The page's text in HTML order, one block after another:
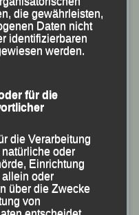
14:32,78 Minuten vor
und Kevin Key
die gewährleisten,
Daten nicht
identifizierbaren
werden.
für die
die Verarbeitung
oder
Einrichtung
oder
über die Zwecke
von